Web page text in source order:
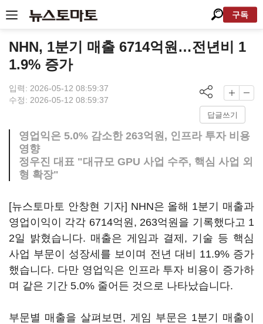
구독
NHN, 1분기 매출 6714억원…전년비 1
1.9% 증가
입력: 2026-05-12 08:59:37
수정: 2026-05-12 08:59:37
답글쓰기
영업익은 5.0% 감소한 263억원, 인프라 투자 비용
영향
정우진 대표 "대규모 GPU 사업 수주, 핵심 사업 외
형 확장"
[뉴스토마토 안창현 기자] NHN은 올해 1분기 매출과
영업이익이 각각 6714억원, 263억원을 기록했다고 1
2일 밝혔습니다. 매출은 게임과 결제, 기술 등 핵심
사업 부문이 성장세를 보이며 전년 대비 11.9% 증가
했습니다. 다만 영업익은 인프라 투자 비용이 증가하
며 같은 기간 5.0% 줄어든 것으로 나타났습니다.
부문별 매출을 살펴보면, 게임 부문은 1분기 매출이